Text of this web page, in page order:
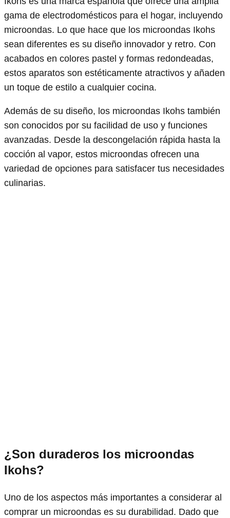
gama de electrodomésticos para el hogar, incluyendo
microondas. Lo que hace que los microondas Ikohs
sean diferentes es su diseño innovador y retro. Con
acabados en colores pastel y formas redondeadas,
estos aparatos son estéticamente atractivos y añaden
un toque de estilo a cualquier cocina.
Además de su diseño, los microondas Ikohs también
son conocidos por su facilidad de uso y funciones
avanzadas. Desde la descongelación rápida hasta la
cocción al vapor, estos microondas ofrecen una
variedad de opciones para satisfacer tus necesidades
culinarias.
¿Son duraderos los microondas
Ikohs?
Uno de los aspectos más importantes a considerar al
comprar un microondas es su durabilidad. Dado que